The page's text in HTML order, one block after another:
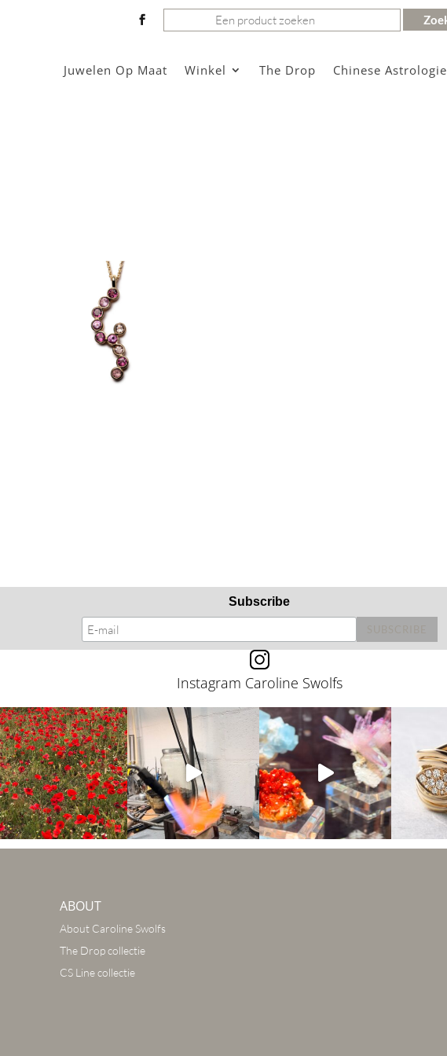
Zoeken
Juwelen Op Maat Winkel The Drop Chinese Astrologie
Subscribe
Instagram Caroline Swolfs
ABOUT
About Caroline Swolfs
The Drop collectie
CS Line collectie